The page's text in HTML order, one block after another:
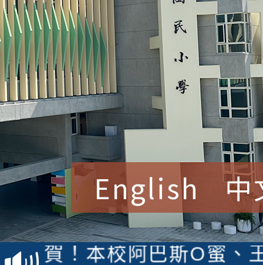
English 中
賀！本校參加桃園市中
賽 洪綺君教師榮獲社
賀！本校阿巴斯O蜜、